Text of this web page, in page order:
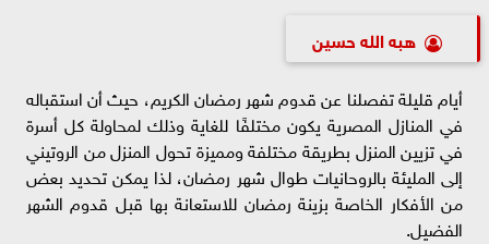
هبه الله حسين
أيام قليلة تفصلنا عن قدوم شهر رمضان الكريم، حيث أن استقباله
في المنازل المصرية يكون مختلفًا للغاية وذلك لمحاولة كل أسرة
في تزيين المنزل بطريقة مختلفة ومميزة تحول المنزل من الروتيني
إلى المليئة بالروحانيات طوال شهر رمضان، لذا يمكن تحديد بعض
من الأفكار الخاصة بزينة رمضان للاستعانة بها قبل قدوم الشهر
الفضيل.